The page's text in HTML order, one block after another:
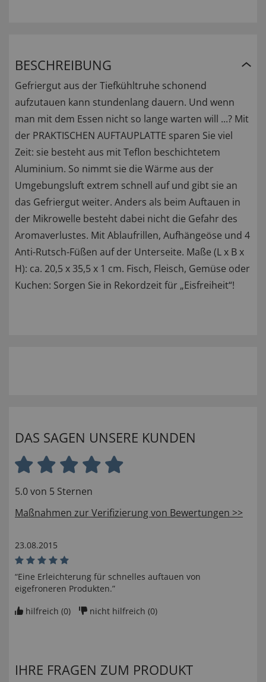
BESCHREIBUNG
Gefriergut aus der Tiefkühltruhe schonend
aufzutauen kann stundenlang dauern. Und wenn
man mit dem Essen nicht so lange warten will ...? Mit
der PRAKTISCHEN AUFTAUPLATTE sparen Sie viel
Zeit: sie besteht aus mit Teflon beschichtetem
Aluminium. So nimmt sie die Wärme aus der
Umgebungsluft extrem schnell auf und gibt sie an
das Gefriergut weiter. Anders als beim Auftauen in
der Mikrowelle besteht dabei nicht die Gefahr des
Aromaverlustes. Mit Ablaufrillen, Aufhängeöse und 4
Anti-Rutsch-Füßen auf der Unterseite. Maße (L x B x
H): ca. 20,5 x 35,5 x 1 cm. Fisch, Fleisch, Gemüse oder
Kuchen: Sorgen Sie in Rekordzeit für „Eisfreiheit“!
DAS SAGEN UNSERE KUNDEN
5.0 von 5 Sternen
Maßnahmen zur Verifizierung von Bewertungen >>
23.08.2015
“Eine Erleichterung für schnelles auftauen von
eigefroneren Produkten.”
hilfreich (0) nicht hilfreich (0)
IHRE FRAGEN ZUM PRODUKT